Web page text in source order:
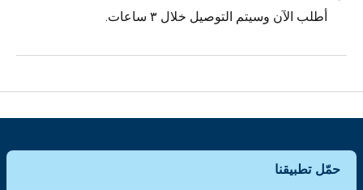
أطلب الآن وسيتم التوصيل خلال ٣ ساعات.
حمّل تطبيقنا